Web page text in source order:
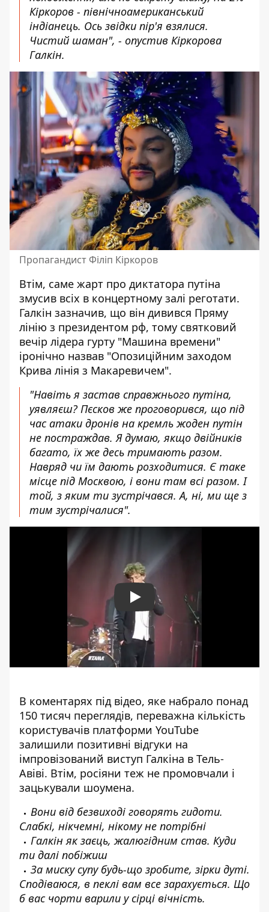
Кіркоров - північноамериканський
індіанець. Ось звідки пір'я взялися.
Чистий шаман", - опустив Кіркорова
Галкін.
Пропагандист Філіп Кіркоров
Втім, саме жарт про диктатора путіна
змусив всіх в концертному залі реготати.
Галкін зазначив, що він дивився Пряму
лінію з президентом рф, тому святковий
вечір лідера гурту "Машина времени"
іронічно назвав "Опозиційним заходом
Крива лінія з Макаревичем".
"Навіть я застав справжнього путіна,
уявляєш? Пєсков же проговорився, що під
час атаки дронів на кремль жоден путін
не постраждав. Я думаю, якщо двійників
багато, їх же десь тримають разом.
Навряд чи їм дають розходитися. Є таке
місце під Москвою, і вони там всі разом. І
той, з яким ти зустрічався. А, ні, ми ще з
тим зустрічалися".
Play
В коментарях під відео, яке набрало понад
150 тисяч переглядів, переважна кількість
користувачів платформи YouTube
залишили позитивні відгуки на
імпровізований виступ Галкіна в Тель-
Авіві. Втім, росіяни теж не промовчали і
зацькували шоумена.
Вони від безвиході говорять гидоти.
Слабкі, нікчемні, нікому не потрібні
Галкін як заєць, жалюгідним став. Куди
ти далі побіжиш
За миску супу будь-що зробите, зірки дуті.
Сподіваюся, в пеклі вам все зарахується. Що
б вас чорти варили у сірці вічність.